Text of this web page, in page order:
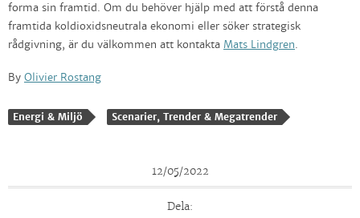
forma sin framtid. Om du behöver hjälp med att förstå denna
framtida koldioxidsneutrala ekonomi eller söker strategisk
rådgivning, är du välkommen att kontakta Mats Lindgren.
By Olivier Rostang
Energi & Miljö Scenarier, Trender & Megatrender
12/05/2022
Dela: